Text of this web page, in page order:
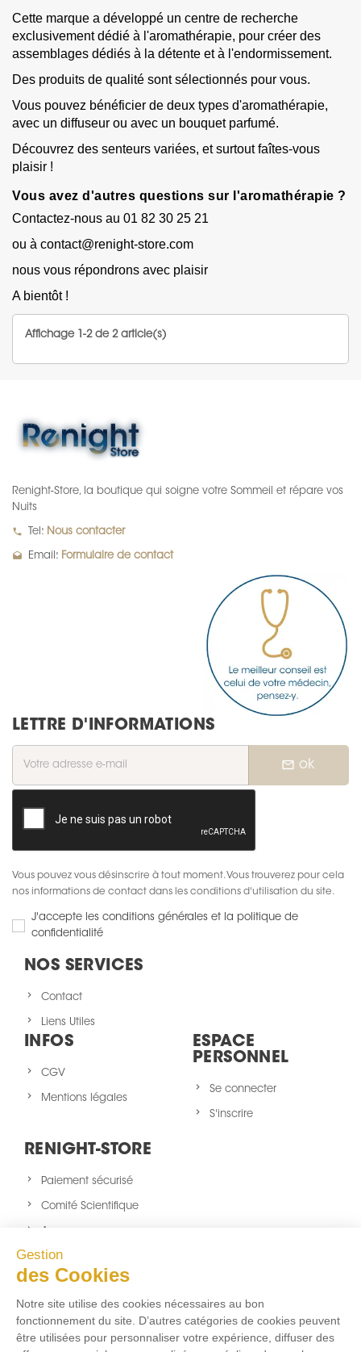
Gestion
des Cookies
Notre site utilise des cookies nécessaires au bon
fonctionnement du site. D’autres catégories de cookies peuvent
être utilisées pour personnaliser votre expérience, diffuser des
Cette marque a développé un centre de recherche
exclusivement dédié à l'aromathérapie, pour créer des
assemblages dédiés à la détente et à l'endormissement.
Des produits de qualité sont sélectionnés pour vous.
Vous pouvez bénéficier de deux types d'aromathérapie,
avec un diffuseur ou avec un bouquet parfumé.
Découvrez des senteurs variées, et surtout faîtes-vous
plaisir !
Vous avez d'autres questions sur l'aromathérapie ?
Contactez-nous au 01 82 30 25 21
ou à contact@renight-store.com
nous vous répondrons avec plaisir
A bientôt !
Affichage 1-2 de 2 article(s)
Renight-Store, la boutique qui soigne votre Sommeil et répare vos
Nuits
local_phone Tel: Nous contacter
drafts Email: Formulaire de contact
LETTRE D'INFORMATIONS
mail_outline ok
Vous pouvez vous désinscrire à tout moment. Vous trouverez pour cela
nos informations de contact dans les conditions d'utilisation du site.
J'accepte les conditions générales et la politique de
confidentialité
NOS SERVICES
Contact
Liens Utiles
INFOS
CGV
Mentions légales
ESPACE
PERSONNEL
Se connecter
S'inscrire
RENIGHT-STORE
Paiement sécurisé
Comité Scientifique
A propos
Nouveaux produits
sitemap
NOUS SUIVRE
FacebookTwitter Instagram